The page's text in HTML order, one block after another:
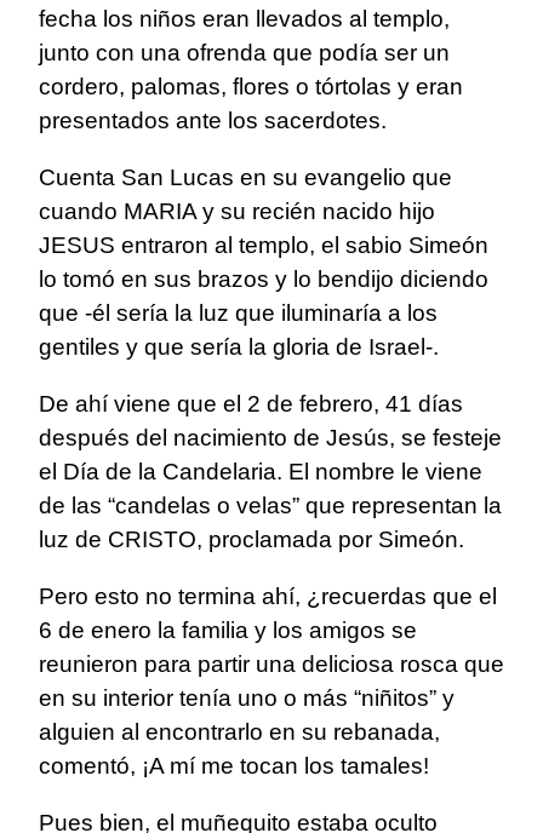
fecha los niños eran llevados al templo,
junto con una ofrenda que podía ser un
cordero, palomas, flores o tórtolas y eran
presentados ante los sacerdotes.
Cuenta San Lucas en su evangelio que
cuando MARIA y su recién nacido hijo
JESUS entraron al templo, el sabio Simeón
lo tomó en sus brazos y lo bendijo diciendo
que -él sería la luz que iluminaría a los
gentiles y que sería la gloria de Israel-.
De ahí viene que el 2 de febrero, 41 días
después del nacimiento de Jesús, se festeje
el Día de la Candelaria. El nombre le viene
de las “candelas o velas” que representan la
luz de CRISTO, proclamada por Simeón.
Pero esto no termina ahí, ¿recuerdas que el
6 de enero la familia y los amigos se
reunieron para partir una deliciosa rosca que
en su interior tenía uno o más “niñitos” y
alguien al encontrarlo en su rebanada,
comentó, ¡A mí me tocan los tamales!
Pues bien, el muñequito estaba oculto